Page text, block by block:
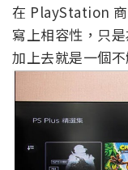
在 PlayStation
寫上相容性，只
加上去就是一個不